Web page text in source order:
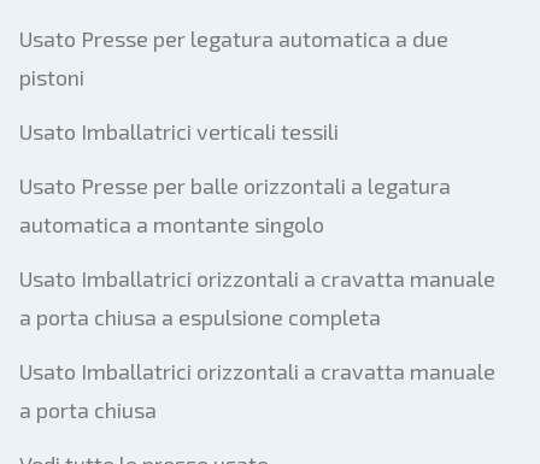
Usato Presse per legatura automatica a due
pistoni
Usato Imballatrici verticali tessili
Usato Presse per balle orizzontali a legatura
automatica a montante singolo
Usato Imballatrici orizzontali a cravatta manuale
a porta chiusa a espulsione completa
Usato Imballatrici orizzontali a cravatta manuale
a porta chiusa